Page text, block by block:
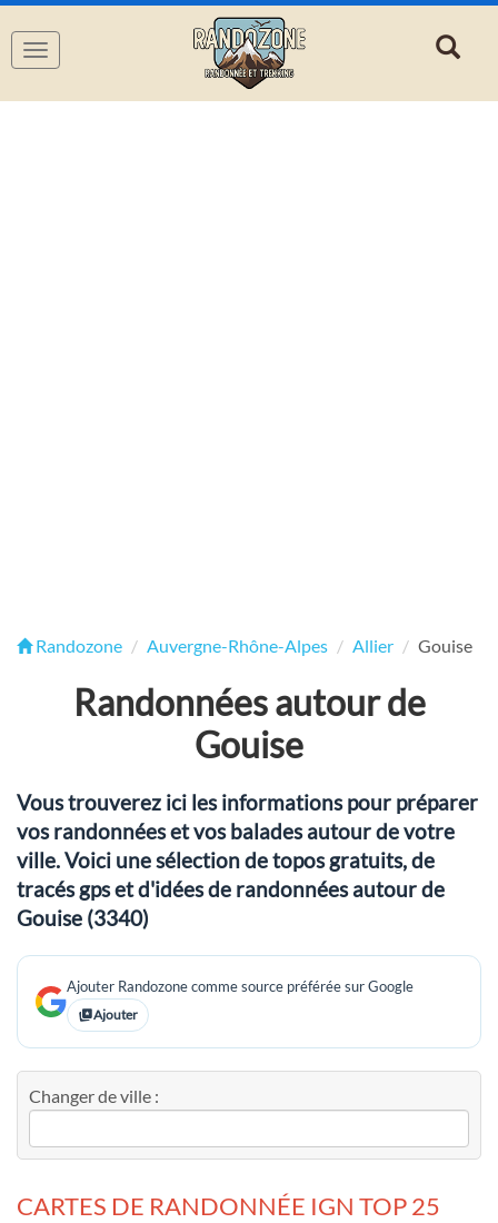
Navigation
Randozone Auvergne-Rhône-Alpes Allier Gouise
Randonnées autour de
Gouise
Vous trouverez ici les informations pour préparer
vos randonnées et vos balades autour de votre
ville. Voici une sélection de topos gratuits, de
tracés gps et d'idées de randonnées autour de
Gouise (3340)
Ajouter Randozone comme source préférée sur Google
Ajouter
Changer de ville :
CARTES DE RANDONNÉE IGN TOP 25